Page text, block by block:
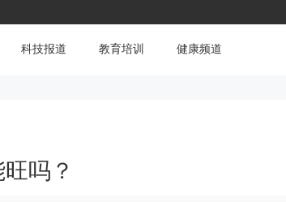
科技报道 教育培训 健康频道
吗？